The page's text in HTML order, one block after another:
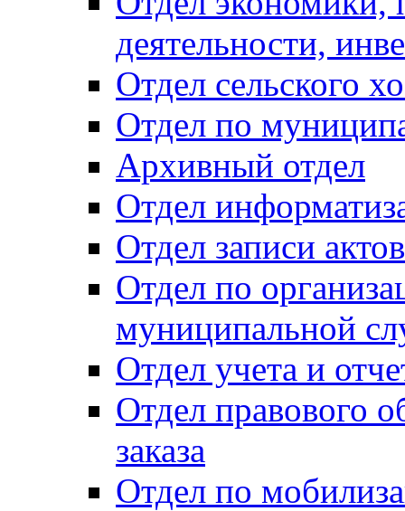
деятельности,
Отдел сельского
Отдел по
Архивный отдел
Отдел
Отдел записи
Отдел по
муниципальной
Отдел учета и
Отдел правового
заказа
Отдел по